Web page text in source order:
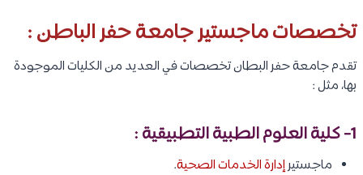
تخصصات ماجستير جامعة حفر الباطن :
تقدم جامعة حفر البطان تخصصات في العديد من الكليات الموجودة
بها، مثل :
1- كلية العلوم الطبية التطبيقية :
ماجستيرإدارة الخدمات الصحية.